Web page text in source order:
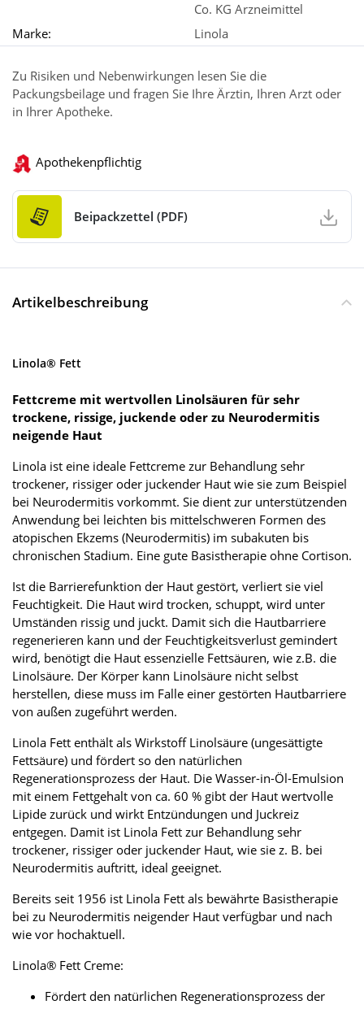
Co. KG Arzneimittel
Marke:
Linola
Zu Risiken und Nebenwirkungen lesen Sie die
Packungsbeilage und fragen Sie Ihre Ärztin, Ihren Arzt oder
in Ihrer Apotheke.
Apothekenpflichtig
Beipackzettel (PDF)
Artikelbeschreibung
Linola® Fett
Fettcreme mit wertvollen Linolsäuren für sehr
trockene, rissige, juckende oder zu Neurodermitis
neigende Haut
Linola ist eine ideale Fettcreme zur Behandlung sehr
trockener, rissiger oder juckender Haut wie sie zum Beispiel
bei Neurodermitis vorkommt. Sie dient zur unterstützenden
Anwendung bei leichten bis mittelschweren Formen des
atopischen Ekzems (Neurodermitis) im subakuten bis
chronischen Stadium. Eine gute Basistherapie ohne Cortison.
Ist die Barrierefunktion der Haut gestört, verliert sie viel
Feuchtigkeit. Die Haut wird trocken, schuppt, wird unter
Umständen rissig und juckt. Damit sich die Hautbarriere
regenerieren kann und der Feuchtigkeitsverlust gemindert
wird, benötigt die Haut essenzielle Fettsäuren, wie z.B. die
Linolsäure. Der Körper kann Linolsäure nicht selbst
herstellen, diese muss im Falle einer gestörten Hautbarriere
von außen zugeführt werden.
Linola Fett enthält als Wirkstoff Linolsäure (ungesättigte
Fettsäure) und fördert so den natürlichen
Regenerationsprozess der Haut. Die Wasser-in-Öl-Emulsion
mit einem Fettgehalt von ca. 60 % gibt der Haut wertvolle
Lipide zurück und wirkt Entzündungen und Juckreiz
entgegen. Damit ist Linola Fett zur Behandlung sehr
trockener, rissiger oder juckender Haut, wie sie z. B. bei
Neurodermitis auftritt, ideal geeignet.
Bereits seit 1956 ist Linola Fett als bewährte Basistherapie
bei zu Neurodermitis neigender Haut verfügbar und nach
wie vor hochaktuell.
Linola® Fett Creme:
Fördert den natürlichen Regenerationsprozess der